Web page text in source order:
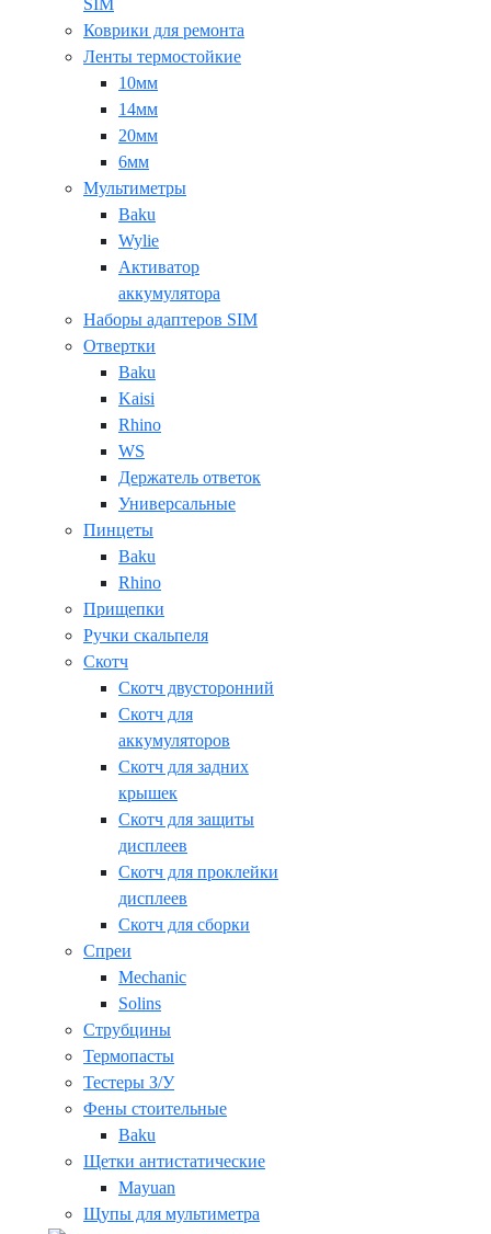
SIM
Коврики для ремонта
Ленты термостойкие
10мм
14мм
20мм
6мм
Мультиметры
Baku
Wylie
Активатор
аккумулятора
Наборы адаптеров SIM
Отвертки
Baku
Kaisi
Rhino
WS
Держатель ответок
Универсальные
Пинцеты
Baku
Rhino
Прищепки
Ручки скальпеля
Скотч
Скотч двусторонний
Скотч для
аккумуляторов
Скотч для задних
крышек
Скотч для защиты
дисплеев
Скотч для проклейки
дисплеев
Скотч для сборки
Спреи
Mechanic
Solins
Струбцины
Термопасты
Тестеры З/У
Фены стоительные
Baku
Щетки антистатические
Mayuan
Щупы для мультиметра